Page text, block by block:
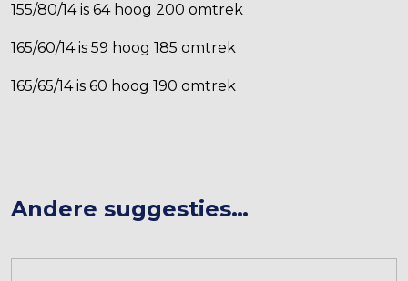
155/80/14 is 64 hoog 200 omtrek
165/60/14 is 59 hoog 185 omtrek
165/65/14 is 60 hoog 190 omtrek
Andere suggesties…